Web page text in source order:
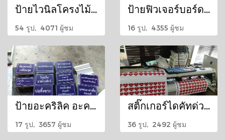
ป้ายไวนิลโครงไม้ ป้ายโครงไม้ยูคา
54 รูป, 4071 ผู้ชม
ป้ายฟิวเจอร์บอร์ด ติดสติกเกอร์ ป้าย ฟิวเจอร์บอร์ด หนา 3-5 มิล ติดสติกเกอร์อิงค์เจ็ท
16 รูป, 4355 ผู้ชม
ป้ายอะคริลิค อะคริลิค ติดสติ๊กเกอร์
17 รูป, 3657 ผู้ชม
สติ๊กเกอร์ไดคัทด่วน รับพิมพ์สติ๊กเกอร์ไดคัท
36 รูป, 2492 ผู้ชม